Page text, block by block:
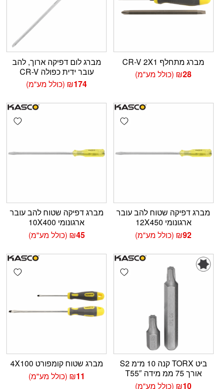
מברג מתחלף CR-V 2X1
₪28 (כולל מע"מ)
מברג לום דפיקה ארוך, להב
עובר ידית כפולה CR-V
₪174 (כולל מע"מ)
Add wishlist
מברג דפיקה שטוח להב עובר
ארגונומי 12X450
₪92 (כולל מע"מ)
מברג דפיקה שטוח להב עובר
ארגונומי 10X400
₪45 (כולל מע"מ)
Add wishlist
ביט TORX קנה 10 מ“מ S2
אורך 75 ממ מידה T55″
₪10 (כולל מע"מ)
מברג שטוח קומפורט 4X100
₪11 (כולל מע"מ)